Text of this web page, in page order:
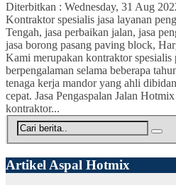
Diterbitkan : Wednesday, 31 Aug
Kontraktor spesialis jasa layanan
Tengah, jasa perbaikan jalan, jasa
jasa borong pasang paving block,
Kami merupakan kontraktor spesialis
berpengalaman selama beberapa
tenaga kerja mandor yang ahli
cepat. Jasa Pengaspalan Jalan
kontraktor...
Artikel Aspal Hotmix